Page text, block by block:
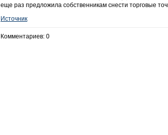
еще раз предложила собственникам снести торговые
Источник
Комментариев: 0